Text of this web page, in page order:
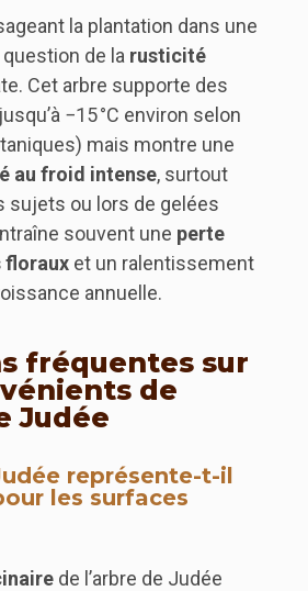
la plantation dans une
de la rusticité
Cet arbre supporte des
−15 °C environ selon
mais montre une
au froid intense, surtout
sujets ou lors de gelées
souvent une perte
florauxet un ralentissement
annuelle.
fréquentes sur
de
Judée
représente-t-il
les surfaces
de l’arbre de Judée